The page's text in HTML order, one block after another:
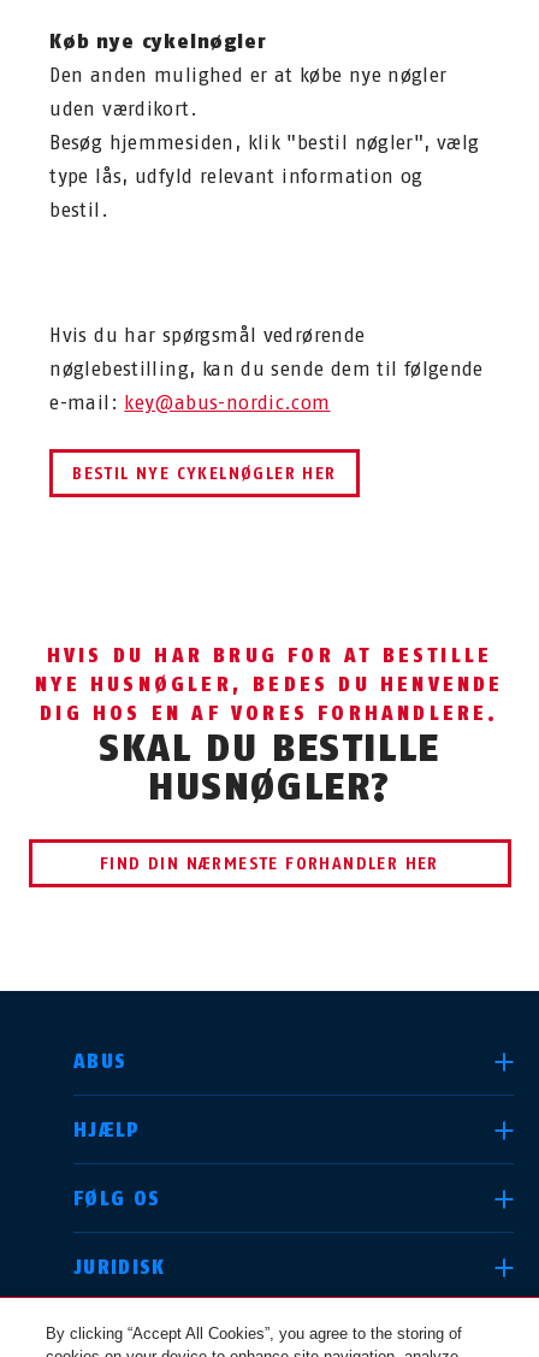
Køb nye cykelnøgler
Den anden mulighed er at købe nye nøgler
uden værdikort.
Besøg hjemmesiden, klik "bestil nøgler", vælg
type lås, udfyld relevant information og
bestil.
Hvis du har spørgsmål vedrørende
nøglebestilling, kan du sende dem til følgende
e-mail: key@abus-nordic.com
BESTIL NYE CYKELNØGLER HER
HVIS DU HAR BRUG FOR AT BESTILLE
NYE HUSNØGLER, BEDES DU HENVENDE
DIG HOS EN AF VORES FORHANDLERE.
SKAL DU BESTILLE
HUSNØGLER?
FIND DIN NÆRMESTE FORHANDLER HER
ABUS
HJÆLP
FØLG OS
JURIDISK
VÆLG DIT LAND
Deutschland
By clicking “Accept All Cookies”, you agree to the storing of